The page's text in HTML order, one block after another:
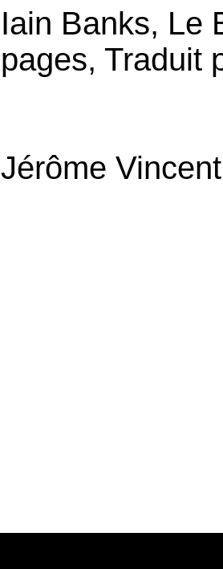
Iain Banks, Le
pages, Traduit
Jérôme Vincent